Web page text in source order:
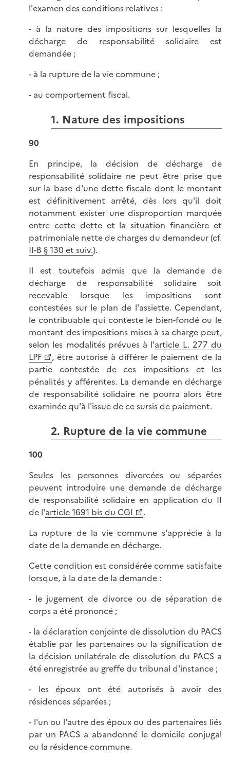
l'examen des conditions relatives :
- à la nature des impositions sur lesquelles la
décharge de responsabilité solidaire est
demandée ;
- à la rupture de la vie commune ;
- au comportement fiscal.
1. Nature des impositions
90
En principe, la décision de décharge de
responsabilité solidaire ne peut être prise que
sur la base d'une dette fiscale dont le montant
est définitivement arrêté, dès lors qu'il doit
notamment exister une disproportion marquée
entre cette dette et la situation financière et
patrimoniale nette de charges du demandeur (cf.
II-B § 130 et suiv.).
Il est toutefois admis que la demande de
décharge de responsabilité solidaire soit
recevable lorsque les impositions sont
contestées sur le plan de l'assiette. Cependant,
le contribuable qui conteste le bien-fondé ou le
montant des impositions mises à sa charge peut,
selon les modalités prévues à l'article L. 277 du
LPF
, être autorisé à différer le paiement de la
partie contestée de ces impositions et les
pénalités y afférentes. La demande en décharge
de responsabilité solidaire ne pourra alors être
examinée qu'à l'issue de ce sursis de paiement.
2. Rupture de la vie commune
100
Seules les personnes divorcées ou séparées
peuvent introduire une demande de décharge
de responsabilité solidaire en application du II
de l'article 1691 bis du CGI
.
La rupture de la vie commune s'apprécie à la
date de la demande en décharge.
Cette condition est considérée comme satisfaite
lorsque, à la date de la demande :
- le jugement de divorce ou de séparation de
corps a été prononcé ;
- la déclaration conjointe de dissolution du PACS
établie par les partenaires ou la signification de
la décision unilatérale de dissolution du PACS a
été enregistrée au greffe du tribunal d'instance ;
- les époux ont été autorisés à avoir des
résidences séparées ;
- l'un ou l'autre des époux ou des partenaires liés
par un PACS a abandonné le domicile conjugal
ou la résidence commune.